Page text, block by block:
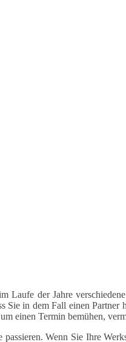
Laufe der Jahre
Sie in dem Fall einen
einen Termin bemühen,
Wenn Sie Ihre